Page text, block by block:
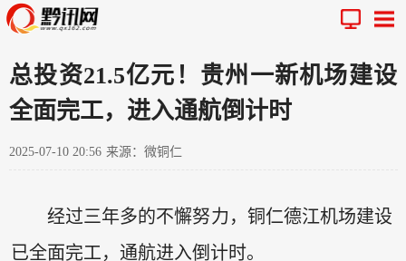
总投资21.5亿元！贵州一新机场建设
全面完工，进入通航倒计时
2025-07-10 20:56 来源：微铜仁
经过三年多的不懈努力，铜仁德江机场建设
已全面完工，通航进入倒计时。